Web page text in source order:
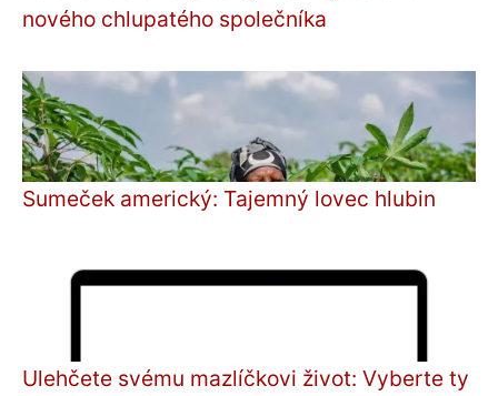
nového chlupatého společníka
Sumeček americký: Tajemný lovec hlubin
Ulehčete svému mazlíčkovi život: Vyberte ty